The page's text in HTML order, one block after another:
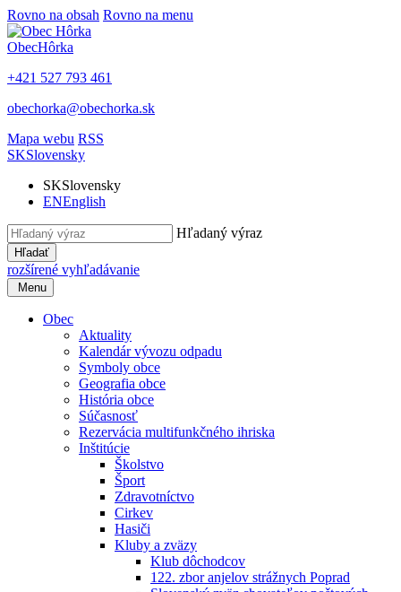
Rovno na obsah Rovno na menu
ObecHôrka
+421 527 793 461
obechorka@obechorka.sk
Mapa webu RSS
SKSlovensky
SKSlovensky
ENEnglish
Hľadaný výraz
Hľadať
rozšírené vyhľadávanie
Menu
Obec
Aktuality
Kalendár vývozu odpadu
Symboly obce
Geografia obce
História obce
Súčasnosť
Rezervácia multifunkčného ihriska
Inštitúcie
Školstvo
Šport
Zdravotníctvo
Cirkev
Hasiči
Kluby a zväzy
Klub dôchodcov
122. zbor anjelov strážnych Poprad